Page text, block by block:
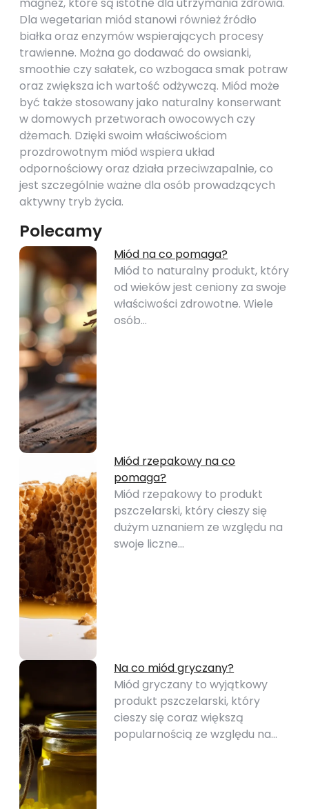
Dla wegetarian miód stanowi również źródło
białka oraz enzymów wspierających procesy
trawienne. Można go dodawać do owsianki,
smoothie czy sałatek, co wzbogaca smak potraw
oraz zwiększa ich wartość odżywczą. Miód może
być także stosowany jako naturalny konserwant
w domowych przetworach owocowych czy
dżemach. Dzięki swoim właściwościom
prozdrowotnym miód wspiera układ
odpornościowy oraz działa przeciwzapalnie, co
jest szczególnie ważne dla osób prowadzących
aktywny tryb życia.
Polecamy
Miód na co pomaga?
Miód to naturalny produkt, który
od wieków jest ceniony za swoje
właściwości zdrowotne. Wiele
osób…
Miód rzepakowy na co
pomaga?
Miód rzepakowy to produkt
pszczelarski, który cieszy się
dużym uznaniem ze względu na
swoje liczne…
Na co miód gryczany?
Miód gryczany to wyjątkowy
produkt pszczelarski, który
cieszy się coraz większą
popularnością ze względu na…